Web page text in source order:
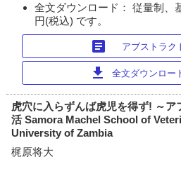
全文ダウンロード： 従量制、
円(税込) です。
article アブストラク
download 全文ダウンロー
虎穴に入らずんば虎児を得ず! ～ア
活 Samora Machel School of
University of Zambia
梶原将大